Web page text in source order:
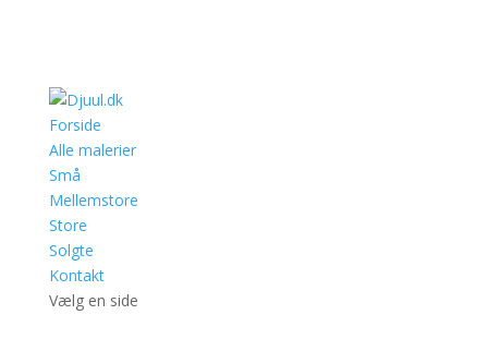
Forside
Alle malerier
Små
Mellemstore
Store
Solgte
Kontakt
Vælg en side